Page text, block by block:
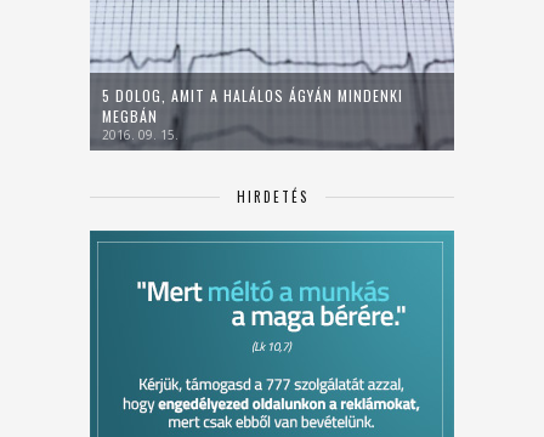
5 DOLOG, AMIT A HALÁLOS ÁGYÁN MINDENKI
MEGBÁN
2016. 09. 15.
HIRDETÉS